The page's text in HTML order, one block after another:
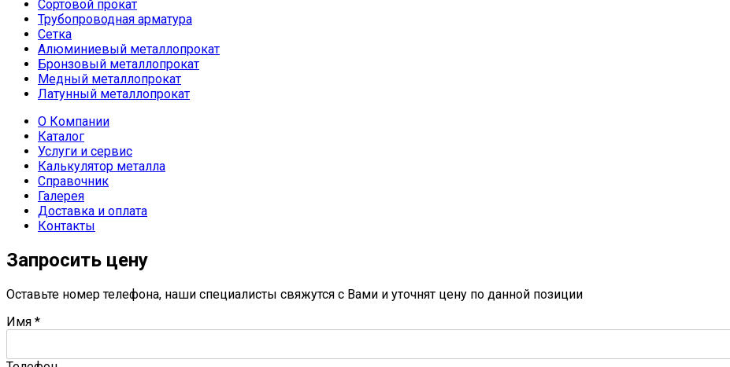
Сортовой прокат
Трубопроводная арматура
Сетка
Алюминиевый металлопрокат
Бронзовый металлопрокат
Медный металлопрокат
Латунный металлопрокат
О Компании
Каталог
Услуги и сервис
Калькулятор металла
Справочник
Галерея
Доставка и оплата
Контакты
Запросить цену
Оставьте номер телефона, наши специалисты свяжутся с Вами и уточнят цену по данной позиции
Имя *